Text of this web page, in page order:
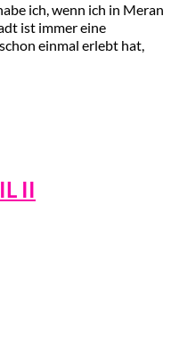
ich, wenn ich in Meran
ist immer eine
einmal erlebt hat,
II